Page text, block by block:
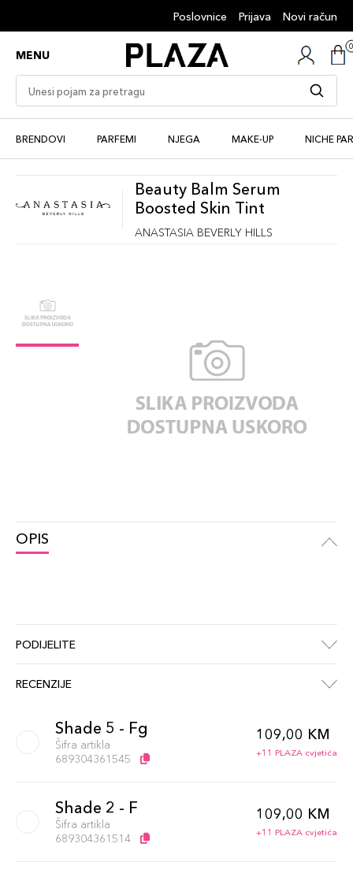
Poslovnice Prijava Novi račun
MENU
BRENDOVI PARFEMI NJEGA MAKE-UP NICHE
Beauty Balm Serum
Boosted Skin Tint
ANASTASIA BEVERLY HILLS
OPIS
PODIJELITE
RECENZIJE
Shade 5 - Fg
Šifra artikla
689304361545
109,00 KM
+11 PLAZA cvjetića
Shade 2 - F
Šifra artikla
689304361514
109,00 KM
+11 PLAZA cvjetića